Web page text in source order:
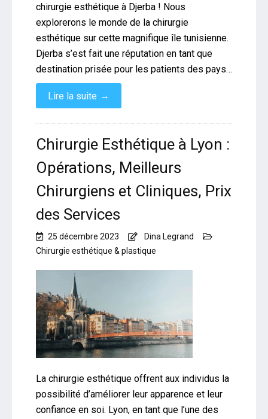
chirurgie esthétique à Djerba ! Nous
explorerons le monde de la chirurgie
esthétique sur cette magnifique île tunisienne.
Djerba s’est fait une réputation en tant que
destination prisée pour les patients des pays…
Lire la suite →
Chirurgie Esthétique à Lyon :
Opérations, Meilleurs
Chirurgiens et Cliniques, Prix
des Services
25 décembre 2023
Dina Legrand
Chirurgie esthétique & plastique
La chirurgie esthétique offrent aux individus la
possibilité d’améliorer leur apparence et leur
confiance en soi. Lyon, en tant que l’une des